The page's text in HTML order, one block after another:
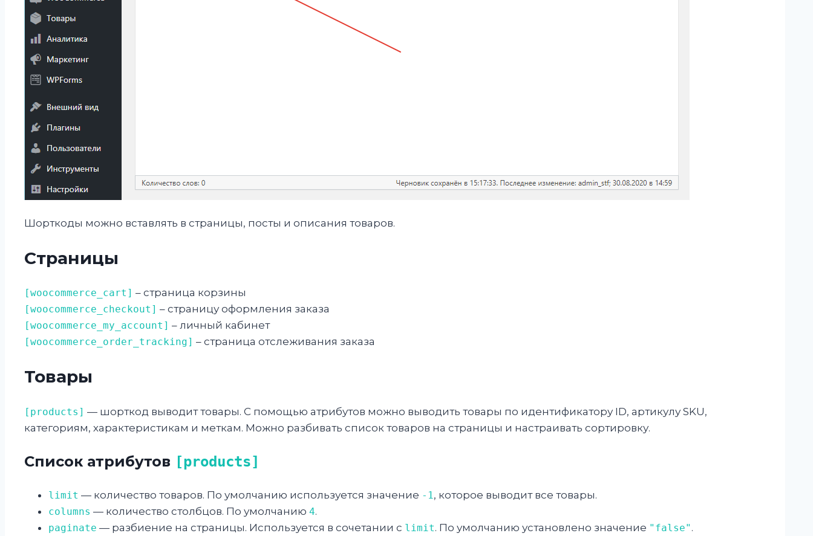
Шорткоды можно вставлять в страницы, посты и описания товаров.
Страницы
[woocommerce_cart] – страница корзины
[woocommerce_checkout] – страницу оформления заказа
[woocommerce_my_account] – личный кабинет
[woocommerce_order_tracking] – страница отслеживания заказа
Товары
[products] — шорткод выводит товары. С помощью атрибутов можно выводить товары по идентификатору ID, артикулу SKU,
категориям, характеристикам и меткам. Можно разбивать список товаров на страницы и настраивать сортировку.
Список атрибутов [products]
limit — количество товаров. По умолчанию используется значение -1 , которое выводит все товары.
columns — количество столбцов. По умолчанию 4.
paginate — разбиение на страницы. Используется в сочетании с limit. По умолчанию установлено значение "false" .